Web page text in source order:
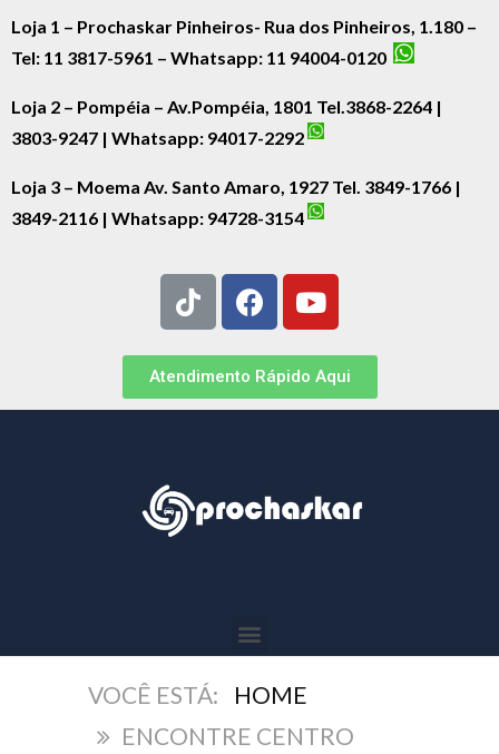
Loja 1 – Prochaskar Pinheiros- Rua dos Pinheiros, 1.180 –
Tel: 11 3817-5961 – Whatsapp: 11 94004-0120
Loja 2 – Pompéia – Av.Pompéia, 1801 Tel.3868-2264 |
3803-9247 | Whatsapp: 94017-2292
Loja 3 – Moema Av. Santo Amaro, 1927 Tel. 3849-1766 |
3849-2116 | Whatsapp: 94728-3154
Atendimento Rápido Aqui
HOME
ENCONTRE CENTRO